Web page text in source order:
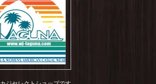
(mid vintage)を
TWILL LOW CAP
TWILL BUCKET